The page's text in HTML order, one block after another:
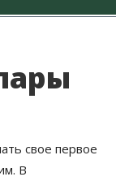
свое первое
В